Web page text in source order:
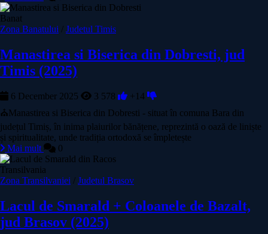
Banat
Zona Banatului / Judetul Timis
Manastirea si Biserica din Dobresti, jud
Timis (2025)
6 December 2025 3 578
+14
⛪Manastirea si Biserica din Dobresti - situat în comuna Bara din
județul Timiș, în inima plaiurilor bănățene, reprezintă o oază de liniște
și spiritualitate, unde tradiția ortodoxă se împletește
Mai mult
0
Transilvania
Zona Transilvaniei / Judetul Brasov
Lacul de Smarald + Coloanele de Bazalt,
jud Brasov (2025)